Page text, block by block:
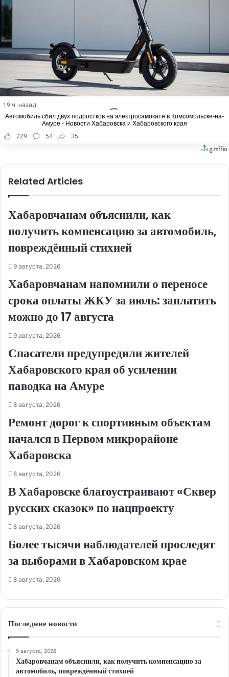
19 ч. назад
Автомобиль сбил двух подростков на электросамокате в Комсомольске-на-
Амуре - Новости Хабаровска и Хабаровского края
229
54 35
Related Articles
Хабаровчанам объяснили, как
получить компенсацию за автомобиль,
повреждённый стихией
9 августа, 2026
Хабаровчанам напомнили о переносе
срока оплаты ЖКУ за июль: заплатить
можно до 17 августа
9 августа, 2026
Спасатели предупредили жителей
Хабаровского края об усилении
паводка на Амуре
8 августа, 2026
Ремонт дорог к спортивным объектам
начался в Первом микрорайоне
Хабаровска
8 августа, 2026
В Хабаровске благоустраивают «Сквер
русских сказок» по нацпроекту
8 августа, 2026
Более тысячи наблюдателей проследят
за выборами в Хабаровском крае
8 августа, 2026
Последние новости
9 августа, 2026
Хабаровчанам объяснили, как получить компенсацию за
автомобиль, повреждённый стихией